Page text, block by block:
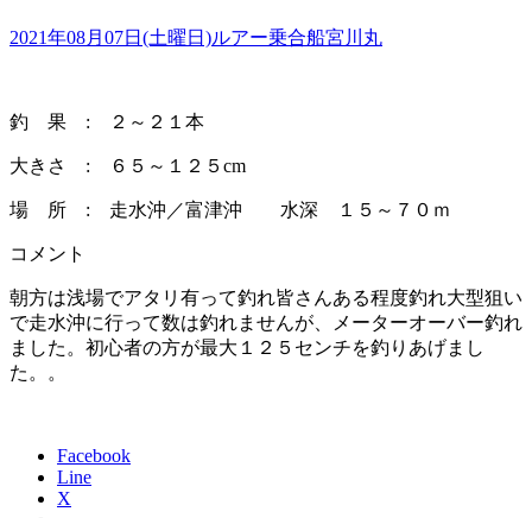
2021年08月07日(土曜日)ルアー乗合船宮川丸
釣 果 : ２～２１本
大きさ : ６５～１２５cm
場 所 : 走水沖／富津沖 水深 １５～７０ｍ
コメント
朝方は浅場でアタリ有って釣れ皆さんある程度釣れ大型狙い
で走水沖に行って数は釣れませんが、メーターオーバー釣れ
ました。初心者の方が最大１２５センチを釣りあげまし
た。。
Facebook
Line
X